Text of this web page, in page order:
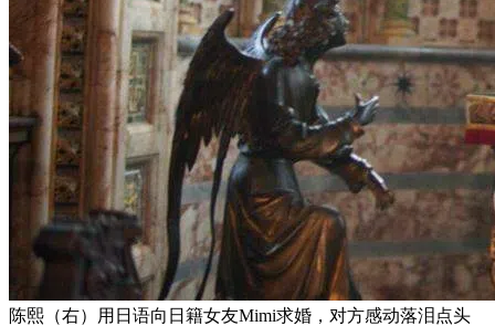
陈熙（右）用日语向日籍女友Mimi求婚，对方感动落泪点头